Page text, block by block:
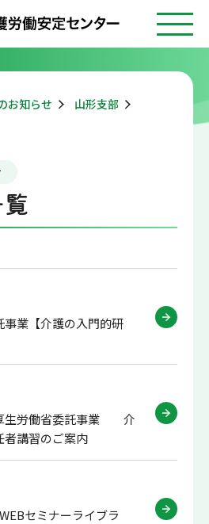
お知らせ
山形支部
業【介護の入門的研
厚生労働省委託事業 介
者講習のご案内
セミナーライブラ